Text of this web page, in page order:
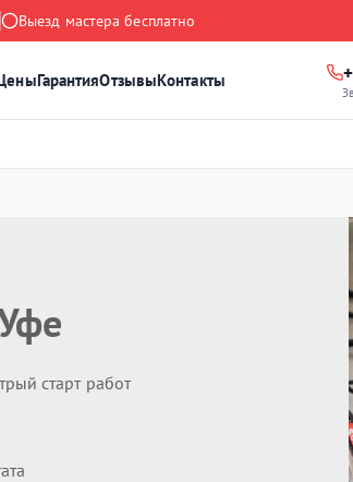
Выезд мастера бесплатно
ГарантияОтзывыКонтакты
старт работ